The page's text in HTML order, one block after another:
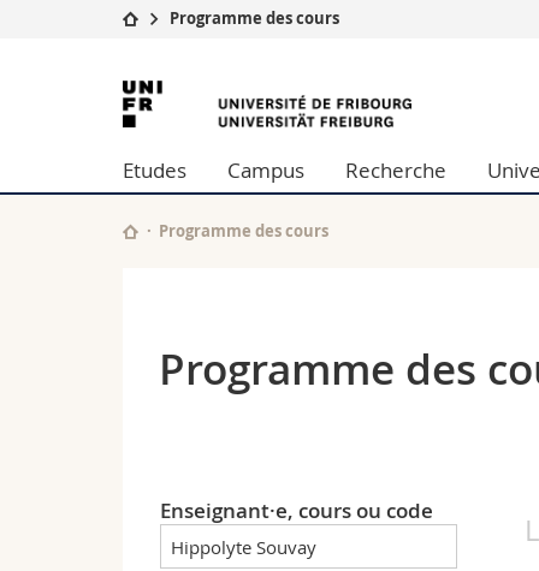
Université
Recherche
Université
Formation continue
Sciences
Lettres et
Programme des cours
Université
de
Fribourg
Etudes Campus Recherche
Programme des cours
Programme des
Enseignant·e, cours ou code